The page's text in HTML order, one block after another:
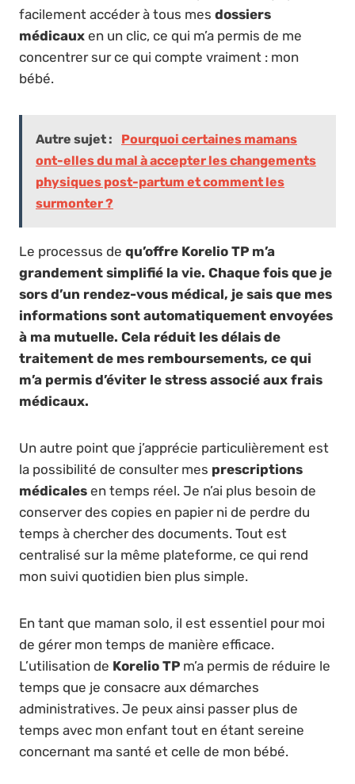
facilement accéder à tous mes dossiers
médicaux en un clic, ce qui m’a permis de me
concentrer sur ce qui compte vraiment : mon
bébé.
Autre sujet :
Pourquoi certaines mamans
ont-elles du mal à accepter les changements
physiques post-partum et comment les
surmonter ?
Le processus de qu’offre Korelio TP m’a
grandement simplifié la vie. Chaque fois que je
sors d’un rendez-vous médical, je sais que mes
informations sont automatiquement envoyées
à ma mutuelle. Cela réduit les délais de
traitement de mes remboursements, ce qui
m’a permis d’éviter le stress associé aux frais
médicaux.
Un autre point que j’apprécie particulièrement est
la possibilité de consulter mes prescriptions
médicales en temps réel. Je n’ai plus besoin de
conserver des copies en papier ni de perdre du
temps à chercher des documents. Tout est
centralisé sur la même plateforme, ce qui rend
mon suivi quotidien bien plus simple.
En tant que maman solo, il est essentiel pour moi
de gérer mon temps de manière efficace.
L’utilisation de Korelio TP m’a permis de réduire le
temps que je consacre aux démarches
administratives. Je peux ainsi passer plus de
temps avec mon enfant tout en étant sereine
concernant ma santé et celle de mon bébé.